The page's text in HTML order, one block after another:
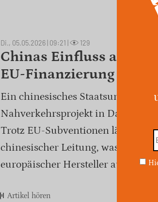
Di., 05.05.2026 | 09:21 129
Chinas Einfluss auf
EU-Finanzierung in
Ein chinesisches
Nahverkehrsprojekt in Dakar,
Trotz EU-Subventionen läuft
chinesischer Leitung, was
europäischer Hersteller aufwirft.
Artikel hören